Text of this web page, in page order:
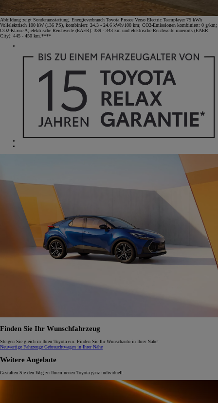
Abbildung zeigt Sonderausstattung. Energieverbrauch Toyota Proace Verso Electric Teamplayer 75 kWh
Vollelektrisch 100 kW (136 PS), kombiniert: 24.3 - 24.6 kWh/100 km; CO2-Emissionen kombiniert: 0 g/km;
CO2-Klasse A; elektrische Reichweite (EAER): 339 - 343 km und elektrische Reichweite innerorts (EAER
City): 445 - 450 km.****
Finden Sie Ihr Wunschfahrzeug
Steigen Sie gleich in Ihren Toyota ein. Finden Sie Ihr Wunschauto in Ihrer Nähe!
Neuwertige Fahrzeuge Gebrauchtwagen in Ihrer Nähe
Weitere Angebote
Gestalten Sie den Weg zu Ihrem neuen Toyota ganz individuell.